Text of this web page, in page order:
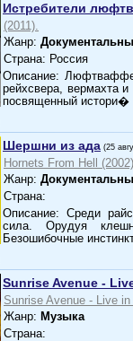
Истребители
(2011).
Жанр:
Страна: Россия
Описание: Люфтваффе
рейхсвера, вермахта
посвященный истори�
Шершни из ада (25
Hornets From Hell
Жанр:
Страна:
Описание: Среди
сила. Орудуя
Безошибочные
Sunrise Avenue -
Sunrise Avenue - Live
Жанр: Музыка
Страна: